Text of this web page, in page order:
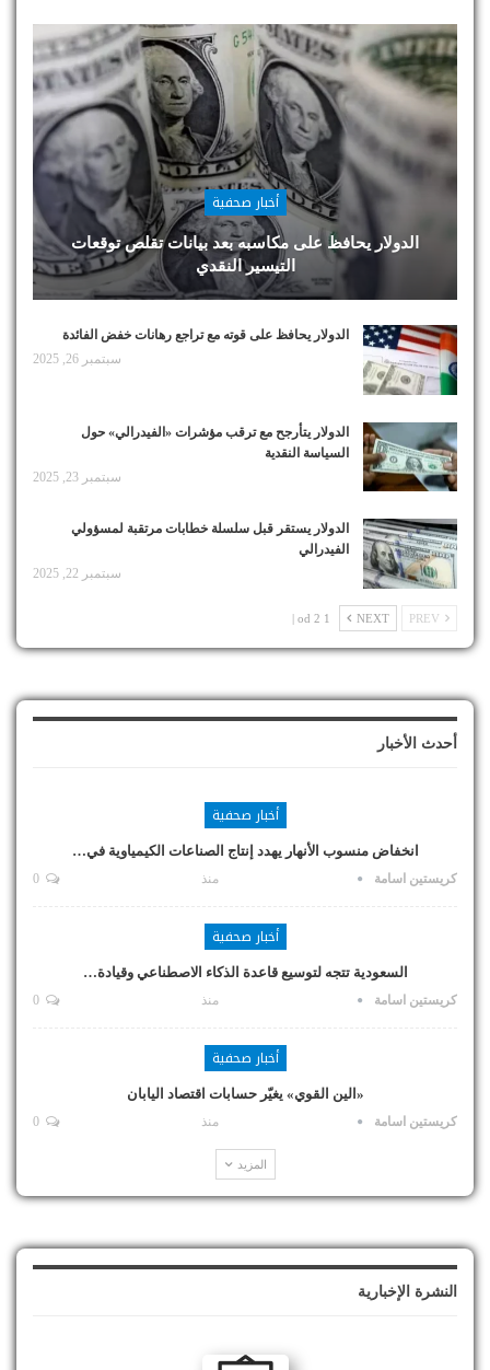
أخبار صحفية
الدولار يحافظ على مكاسبه بعد بيانات تقلص توقعات
التيسير النقدي
الدولار يحافظ على قوته مع تراجع رهانات خفض الفائدة
سبتمبر 26, 2025
الدولار يتأرجح مع ترقب مؤشرات «الفيدرالي» حول
السياسة النقدية
سبتمبر 23, 2025
الدولار يستقر قبل سلسلة خطابات مرتقبة لمسؤولي
الفيدرالي
سبتمبر 22, 2025
NEXT
1 od 2 |
أحدث الأخبار
أخبار صحفية
انخفاض منسوب الأنهار يهدد إنتاج الصناعات الكيمياوية في…
كريستين اسامة منذ
أخبار صحفية
السعودية تتجه لتوسيع قاعدة الذكاء الاصطناعي وقيادة…
كريستين اسامة منذ
أخبار صحفية
«الين القوي» يغيّر حسابات اقتصاد اليابان
كريستين اسامة منذ
المزيد
النشرة الإخبارية